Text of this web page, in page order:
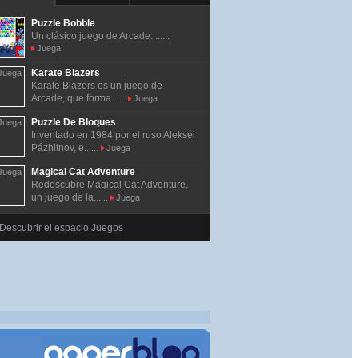
Puzzle Bobble
Un clásico juego de Arcade. ......
Juega
Karate Blazers
Karate Blazers es un juego de
Arcade, que forma......
Juega
Puzzle De Bloques
Inventado en 1984 por el ruso Alekséi
Pázhitnov, e......
Juega
Magical Cat Adventure
Redescubre Magical Cat Adventure,
un juego de la......
Juega
Descubrir el espacio Juegos